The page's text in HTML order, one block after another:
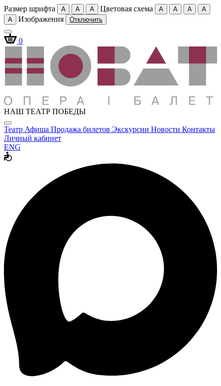
Размер шрифта A A A Цветовая схема A A A
A
A
Изображения Отключить
0
НАШ ТЕАТР ПОБЕДЫ
Театр Афиша Продажа билетов Экскурсии Новости Контакты
Личный кабинет
ENG